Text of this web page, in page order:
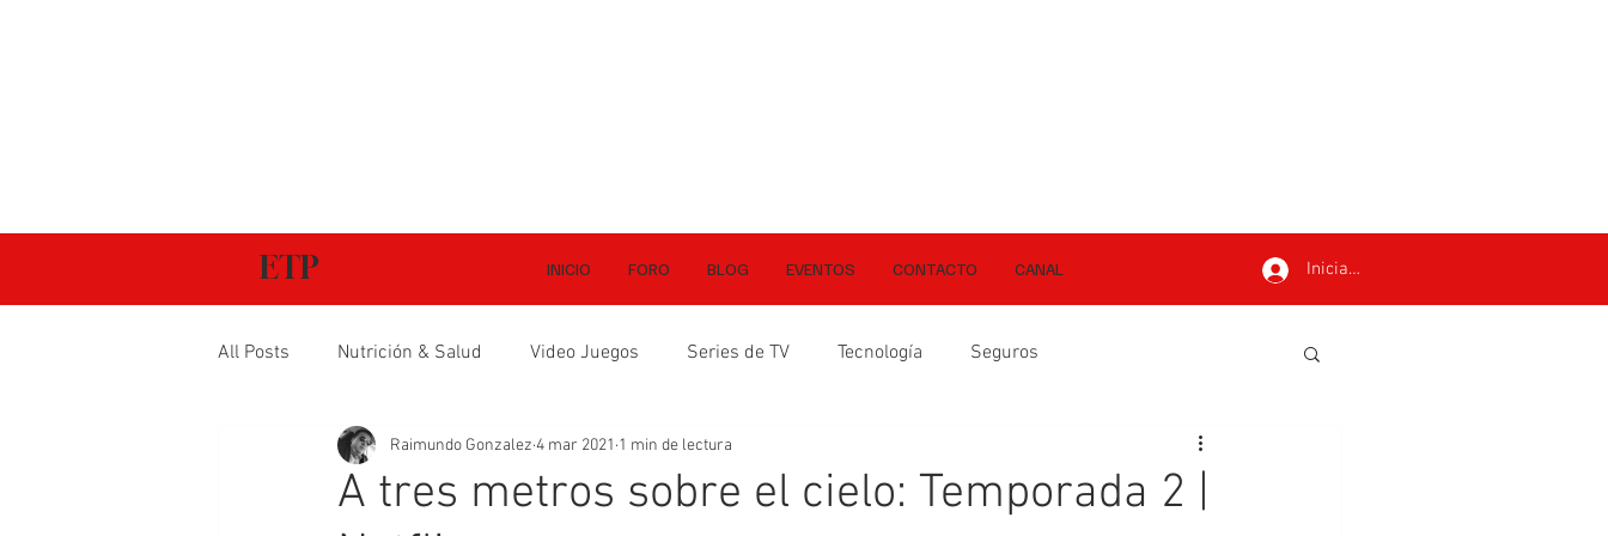
INICIO FORO BLOG EVENTOS CONTACTO CANAL Iniciar sesión
ETP
All Posts Nutrición & Salud Video Juegos Series de TV Tecnología Seguros
A tres metros sobre el cielo: Temporada 2 |
Raimundo Gonzalez 4 mar 2021 1 min de lectura